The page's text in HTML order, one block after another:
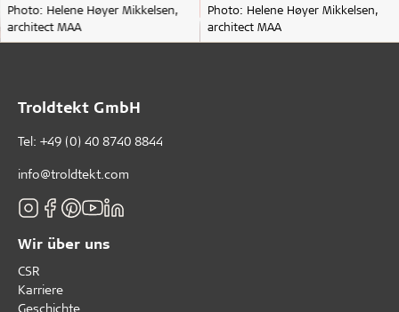
Photo: Helene Høyer Mikkelsen,
architect MAA
Photo: Helene Høyer Mikkelsen,
architect MAA
Troldtekt GmbH
Tel: +49 (0) 40 8740 8844
info@troldtekt.com
Wir über uns
CSR
Karriere
Geschichte